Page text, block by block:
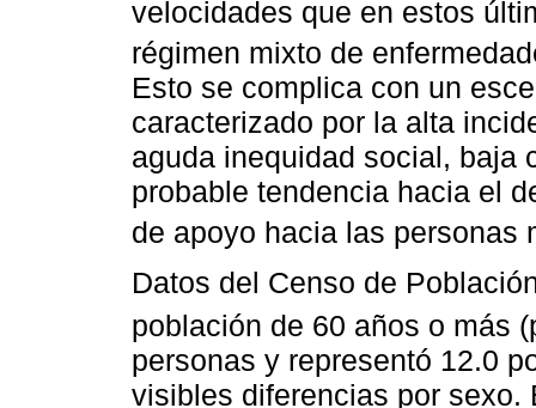
velocidades que en estos
régimen mixto de
Esto se complica con un
caracterizado por la alta
aguda inequidad social, baja
probable tendencia hacia el
de apoyo hacia las personas
Datos del Censo de
población de 60 años o más
personas y representó 12.0
visibles diferencias por sexo.